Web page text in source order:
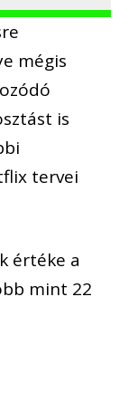
mégis
is
tervei
értéke a
mint 22